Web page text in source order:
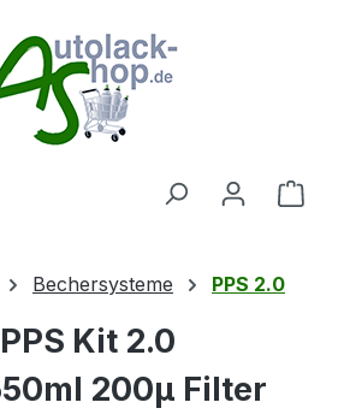
Bechersysteme PPS 2.0
Kit 2.0
200µ Filter